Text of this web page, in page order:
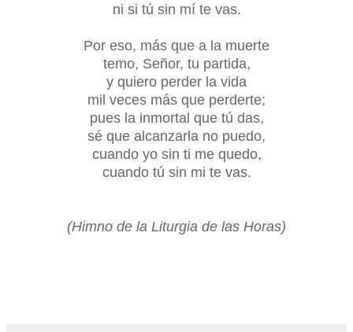
ni si tú sin mí te vas.
Por eso, más que a la muerte
temo, Señor, tu partida,
y quiero perder la vida
mil veces más que perderte;
pues la inmortal que tú das,
sé que alcanzarla no puedo,
cuando yo sin ti me quedo,
cuando tú sin mi te vas.
(Himno de la Liturgia de las Horas)